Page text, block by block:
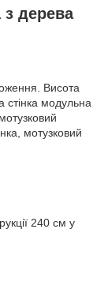
з дерева
Висота
стінка модульна
мотузковий
240 см у